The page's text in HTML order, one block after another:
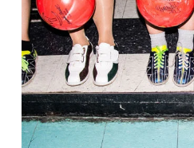
un
anniversaire
d’ados